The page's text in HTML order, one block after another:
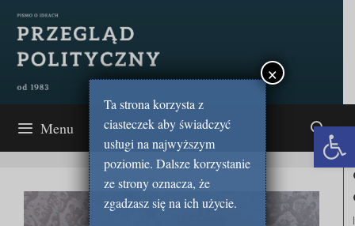
Przejdź
treści
Menu
Ta strona korzysta z
ciasteczek aby świadczyć
usługi na najwyższym
poziomie. Dalsze korzystanie
ze strony oznacza, że
zgadzasz się na ich użycie.
×